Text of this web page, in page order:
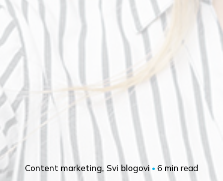
Content marketing Svi blogovi 6 min read